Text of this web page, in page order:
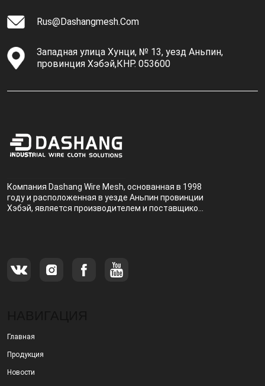
Rus@dashangmesh.com
Западная улица Хунци, № 13, уезд Аньпин,
провинция Хэбэй,КНР. 053600
Компания Dashang Wire Mesh, основанная в 1998
году и расположенная в уезде Аньпин провинции
Хэбэй, является производителем и поставщиком,
Главная
Продукция
Новости